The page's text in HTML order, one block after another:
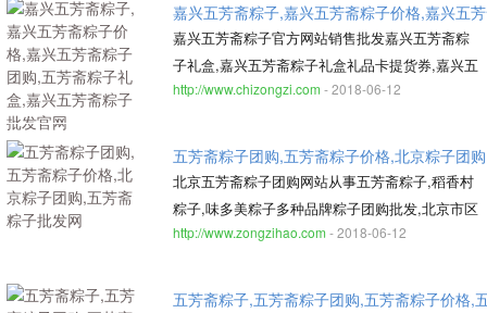
嘉兴五芳斋粽子,嘉兴五芳斋粽子价格,嘉兴五
批发官网
嘉兴五芳斋粽子官方网站销售批发嘉兴五芳斋粽
子礼盒,嘉兴五芳斋粽子礼盒礼品卡提货券,嘉兴五
芳斋粽子价格最低,北京市区免费送货上门
http://www.chizongzi.com - 2018-06-12
五芳斋粽子团购,五芳斋粽子价格,北京粽子团
北京五芳斋粽子团购网站从事五芳斋粽子,稻香村
粽子,味多美粽子多种品牌粽子团购批发,北京市区
送货上门,五芳斋粽子价格低服务好,北京最好的粽
http://www.zongzihao.com - 2018-06-12
五芳斋粽子,五芳斋粽子团购,五芳斋粽子价格,